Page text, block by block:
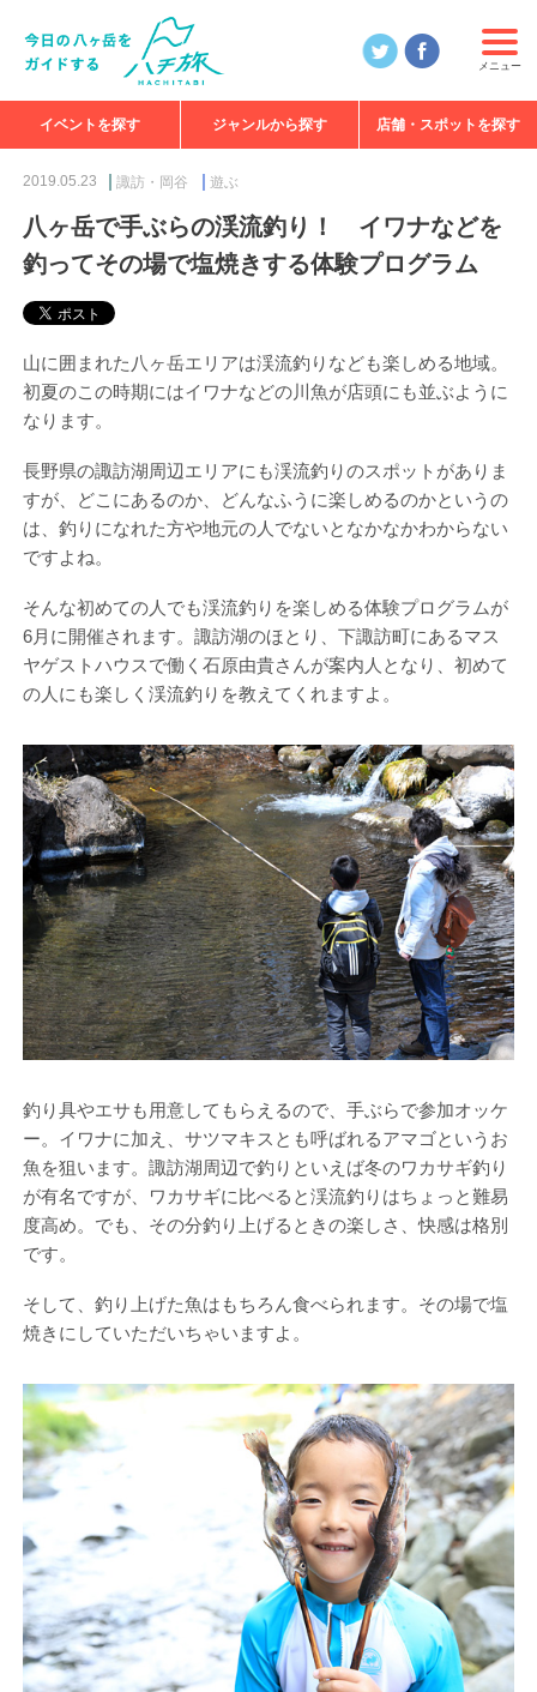
メニュー
イベントを探す ジャンルから探す 店舗・スポットを探す
2019.05.23 諏訪・岡谷 遊ぶ
八ヶ岳で手ぶらの渓流釣り！ イワナなどを
釣ってその場で塩焼きする体験プログラム
山に囲まれた八ヶ岳エリアは渓流釣りなども楽しめる地域。
初夏のこの時期にはイワナなどの川魚が店頭にも並ぶように
なります。
長野県の諏訪湖周辺エリアにも渓流釣りのスポットがありま
すが、どこにあるのか、どんなふうに楽しめるのかというの
は、釣りになれた方や地元の人でないとなかなかわからない
ですよね。
そんな初めての人でも渓流釣りを楽しめる体験プログラムが
6月に開催されます。諏訪湖のほとり、下諏訪町にあるマス
ヤゲストハウスで働く石原由貴さんが案内人となり、初めて
の人にも楽しく渓流釣りを教えてくれますよ。
釣り具やエサも用意してもらえるので、手ぶらで参加オッケ
ー。イワナに加え、サツマキスとも呼ばれるアマゴというお
魚を狙います。諏訪湖周辺で釣りといえば冬のワカサギ釣り
が有名ですが、ワカサギに比べると渓流釣りはちょっと難易
度高め。でも、その分釣り上げるときの楽しさ、快感は格別
です。
そして、釣り上げた魚はもちろん食べられます。その場で塩
焼きにしていただいちゃいますよ。